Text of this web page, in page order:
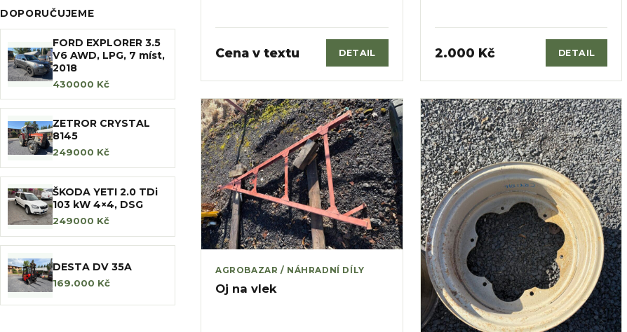
DOPORUČUJEME
FORD EXPLORER 3.5
V6 AWD, LPG, 7 míst,
2018
430000 Kč
ZETROR CRYSTAL
8145
249000 Kč
ŠKODA YETI 2.0 TDi
103 kW 4×4, DSG
249000 Kč
DESTA DV 35A
169.000 Kč
Cena v textu DETAIL 2.000 Kč DETAIL
AGROBAZAR / NÁHRADNÍ DÍLY
Oj na vlek